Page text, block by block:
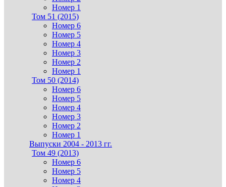
Номер 1
Том 51 (2015)
Номер 6
Номер 5
Номер 4
Номер 3
Номер 2
Номер 1
Том 50 (2014)
Номер 6
Номер 5
Номер 4
Номер 3
Номер 2
Номер 1
Выпуски 2004 - 2013 гг.
Том 49 (2013)
Номер 6
Номер 5
Номер 4